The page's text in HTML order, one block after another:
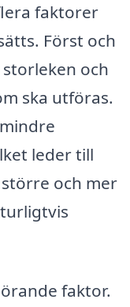
faktorer
Först och
och
ska utföras.
leder till
och mer
faktor.